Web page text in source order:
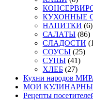
КУХОННЫЕ
НАПИТКИ (6)
САЛАТЫ (86)
СЛАДОСТИ
СОУСЫ (25)
СУПЫ (41)
ХЛЕБ (27)
Кухни народов
МОИ
Рецепты